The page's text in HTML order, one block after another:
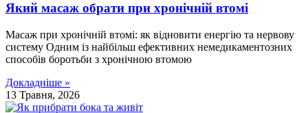
Який масаж обрати при хронічній втомі
Масаж при хронічній втомі: як відновити енергію та нервову
систему Одним із найбільш ефективних немедикаментозних
способів боротьби з хронічною втомою
Докладніше »
13 Травня, 2026